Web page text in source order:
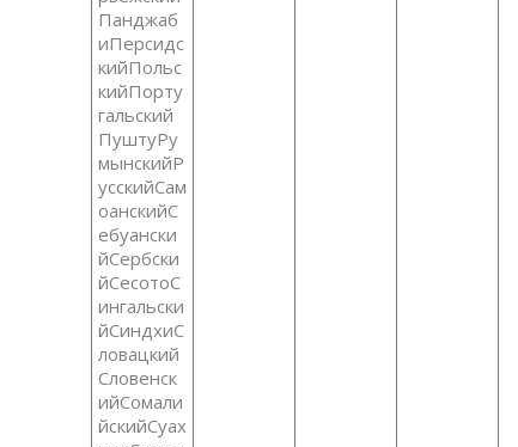
Панджаб
иПерсидс
кийПольс
кийПорту
гальский
ПуштуРу
мынскийР
усскийСам
оанскийС
ебуански
йСербски
йСесотоС
ингальски
йСиндхиС
ловацкий
Словенск
ийСомали
йскийСуах